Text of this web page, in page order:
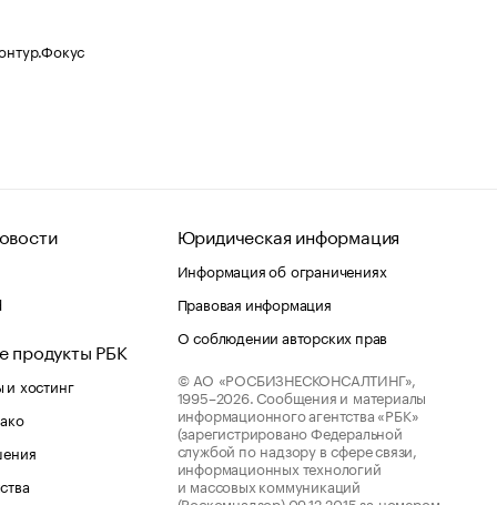
продукты РБК
хостинг
Юридическая информация
Информация об ограничениях
Правовая информация
О соблюдении авторских прав
© АО «РОСБИЗНЕСКОНСАЛТИНГ»,
1995–2026. Сообщения и материалы
информационного агентства «РБК»
(зарегистрировано Федеральной
службой по надзору в сфере связи,
информационных технологий
и массовых коммуникаций